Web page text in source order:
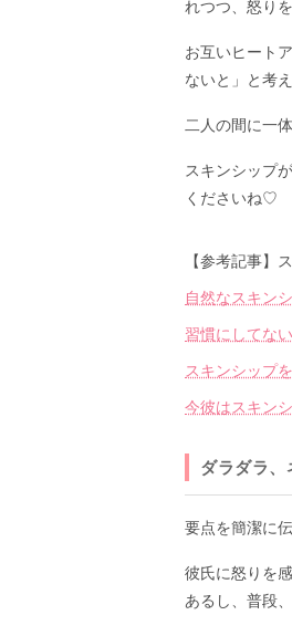
れつつ、怒り
お互いヒート
ないと」と考
二人の間に一
スキンシップ
くださいね♡
【参考記事】
自然なスキン
習慣にしてな
スキンシップ
今彼はスキン
ダラダラ、
要点を簡潔に
彼氏に怒りを
あるし、普段